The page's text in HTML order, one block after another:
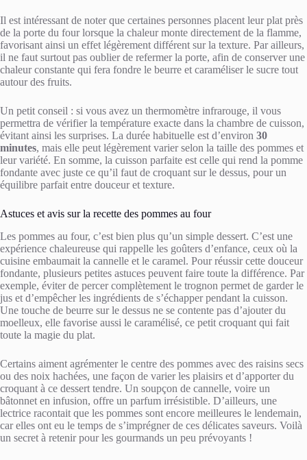
Il est intéressant de noter que certaines personnes placent leur plat près
de la porte du four lorsque la chaleur monte directement de la flamme,
favorisant ainsi un effet légèrement différent sur la texture. Par ailleurs,
il ne faut surtout pas oublier de refermer la porte, afin de conserver une
chaleur constante qui fera fondre le beurre et caraméliser le sucre tout
autour des fruits.
Un petit conseil : si vous avez un thermomètre infrarouge, il vous
permettra de vérifier la température exacte dans la chambre de cuisson,
évitant ainsi les surprises. La durée habituelle est d’environ 30
minutes, mais elle peut légèrement varier selon la taille des pommes et
leur variété. En somme, la cuisson parfaite est celle qui rend la pomme
fondante avec juste ce qu’il faut de croquant sur le dessus, pour un
équilibre parfait entre douceur et texture.
Astuces et avis sur la recette des pommes au four
Les pommes au four, c’est bien plus qu’un simple dessert. C’est une
expérience chaleureuse qui rappelle les goûters d’enfance, ceux où la
cuisine embaumait la cannelle et le caramel. Pour réussir cette douceur
fondante, plusieurs petites astuces peuvent faire toute la différence. Par
exemple, éviter de percer complètement le trognon permet de garder le
jus et d’empêcher les ingrédients de s’échapper pendant la cuisson.
Une touche de beurre sur le dessus ne se contente pas d’ajouter du
moelleux, elle favorise aussi le caramélisé, ce petit croquant qui fait
toute la magie du plat.
Certains aiment agrémenter le centre des pommes avec des raisins secs
ou des noix hachées, une façon de varier les plaisirs et d’apporter du
croquant à ce dessert tendre. Un soupçon de cannelle, voire un
bâtonnet en infusion, offre un parfum irrésistible. D’ailleurs, une
lectrice racontait que les pommes sont encore meilleures le lendemain,
car elles ont eu le temps de s’imprégner de ces délicates saveurs. Voilà
un secret à retenir pour les gourmands un peu prévoyants !